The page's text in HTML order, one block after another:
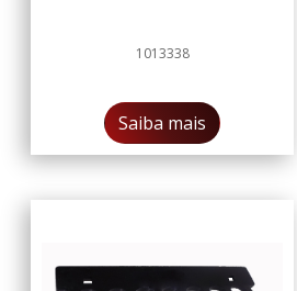
1013338
Saiba mais